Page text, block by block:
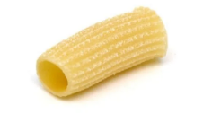
opzioni
possono
essere
scelte
nella
pagina